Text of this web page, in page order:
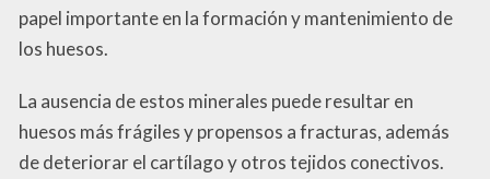
papel importante en la formación y mantenimiento de
los huesos.
La ausencia de estos minerales puede resultar en
huesos más frágiles y propensos a fracturas, además
de deteriorar el cartílago y otros tejidos conectivos.